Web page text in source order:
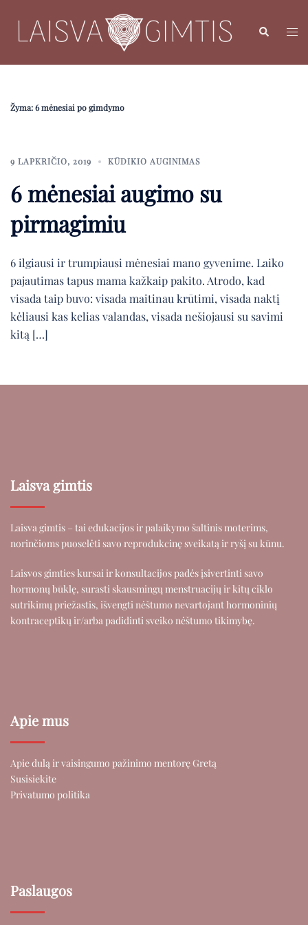
Search
Žyma:6 mėnesiai po gimdymo
9 LAPKRIČIO, 2019 KŪDIKIO AUGINIMAS
6 mėnesiai augimo su
pirmagimiu
6 ilgiausi ir trumpiausi mėnesiai mano gyvenime. Laiko
pajautimas tapus mama kažkaip pakito. Atrodo, kad
visada taip buvo: visada maitinau krūtimi, visada naktį
kėliausi kas kelias valandas, visada nešiojausi su savimi
kitą […]
Laisva gimtis
Laisva gimtis – tai edukacijos ir palaikymo šaltinis moterims,
norinčioms puoselėti savo reprodukcinę sveikatą ir ryšį su kūnu.
Laisvos gimties kursai ir konsultacijos padės įsivertinti savo
hormonų būklę, surasti skausmingų menstruacijų ir kitų ciklo
sutrikimų priežastis, išvengti nėštumo nevartojant hormoninių
kontraceptikų ir/arba padidinti sveiko nėštumo tikimybę.
Apie mus
Apie dulą ir vaisingumo pažinimo mentorę Gretą
Susisiekite
Privatumo politika
Paslaugos